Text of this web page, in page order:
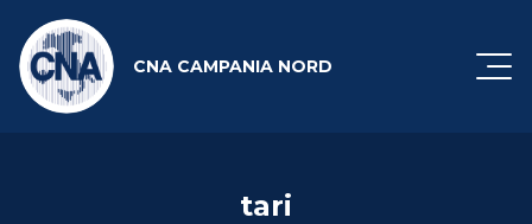
CNA CAMPANIA NORD
tari